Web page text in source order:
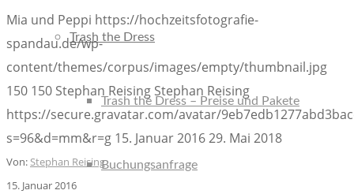
Trash the Dress
Trash the Dress – Preise und Pakete
Buchungsanfrage
Mia und Peppi https://hochzeitsfotografie-
spandau.de/wp-
content/themes/corpus/images/empty/thumbnail.jpg
150 150 Stephan Reising Stephan Reising
https://secure.gravatar.com/avatar/
s=96&d=mm&r=g 15. Januar 201629. Mai 2018
Von: Stephan Reising
15. Januar 2016